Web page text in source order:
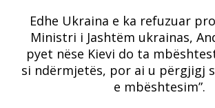
Edhe Ukraina e ka refuzuar
Ministri i Jashtëm ukrainas,
pyet nëse Kievi do ta
si ndërmjetës, por ai u përgjigj
e mbështesim”.